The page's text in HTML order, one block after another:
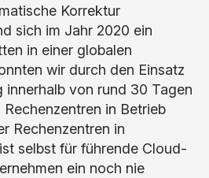
Korrektur
sich im Jahr 2020 ein
in einer globalen
wir durch den Einsatz
von rund 30 Tagen
in Betrieb
Rechenzentren in
selbst für führende Cloud-
ein noch nie